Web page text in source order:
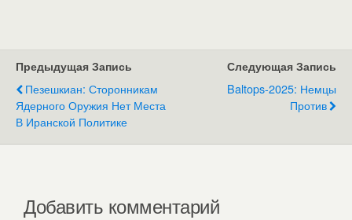
Предыдущая Запись
Пезешкиан: Сторонникам
Ядерного Оружия Нет Места
В Иранской Политике
Следующая Запись
Baltops-2025: Немцы
Против
Добавить комментарий